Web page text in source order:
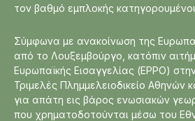
τον βαθμό εμπλοκής
Σύμφωνα με ανακοίνωση της
από το Λουξεμβούργο, κατόπιν
Ευρωπαϊκής Εισαγγελίας (EPPO)
Τριμελές Πλημμελειοδικείο Αθηνών
για απάτη εις βάρος ενωσιακών
που χρηματοδοτούνται μέσω του